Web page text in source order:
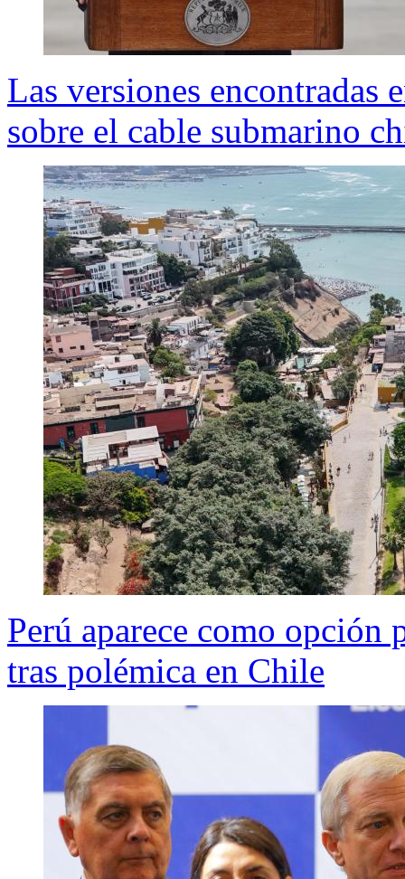
Las versiones encontradas
sobre el cable submarino
Perú aparece como opción
tras polémica en Chile